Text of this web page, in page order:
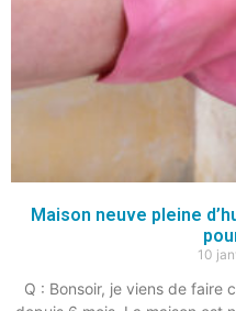
Maison neuve pleine
10
Q : Bonsoir, je viens de faire